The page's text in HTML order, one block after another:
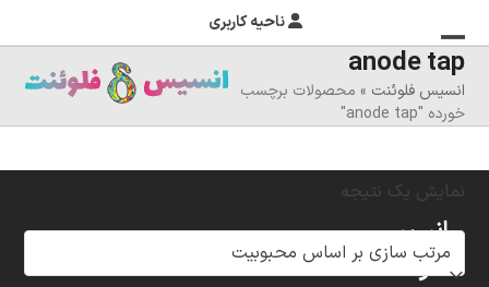
ناحیه کاربری
منوی
موبایل
را
تغییر
دهید
بستن
منوی
موبایل
anode tap
انسیس فلوئنت » محصولات برچسب
خورده "anode tap"
نمایش یک نتیجه
انسیس
فلوئنت